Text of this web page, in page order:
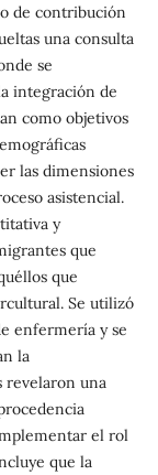
de contribución
una consulta
se
integración de
como objetivos
las dimensiones
asistencial.
y
que
que
Se utilizó
enfermería y se
la
revelaron una
el rol
que la